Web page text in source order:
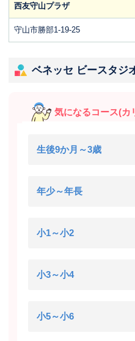
西友守山プラザ
守山市勝部1-19-25
ベネッセ ビースタジ
気になるコース(カ
生後9か月～3歳
年少～年長
小1～小2
小3～小4
小5～小6